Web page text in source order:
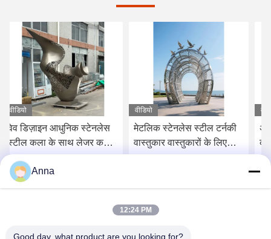
वीडियो
वेव डिज़ाइन आधुनिक स्टेनलेस
स्टील कला के साथ लेजर कट
लीफ पैटर्न एब्सट्रैक्ट मेटल
स्कल्पचरसबसे अच्छी कीमत पाएं
वीडियो
मेटलिक स्टेनलेस स्टील टर्नकी
वास्तुकार वास्तुकारों के लिए
मूर्तिकला डेवलपर्स
Anna
12:24 PM
Good day, what product are you looking for?